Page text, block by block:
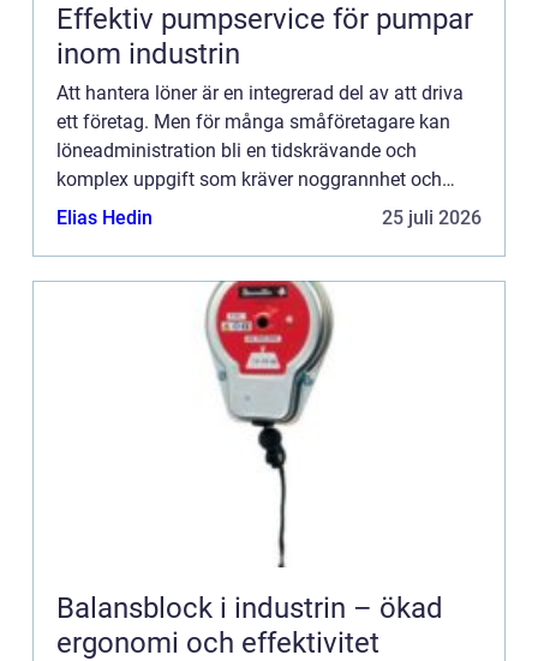
Effektiv pumpservice för pumpar
inom industrin
Att hantera löner är en integrerad del av att driva
ett företag. Men för många småföretagare kan
löneadministration bli en tidskrävande och
komplex uppgift som kräver noggrannhet och
kunskap om aktu...
Elias Hedin 25 juli 2026
Balansblock i industrin – ökad
ergonomi och effektivitet